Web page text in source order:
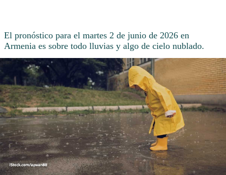
El pronóstico para el martes 2 de junio de 2026 en
Armenia es sobre todo lluvias y algo de cielo nublado.